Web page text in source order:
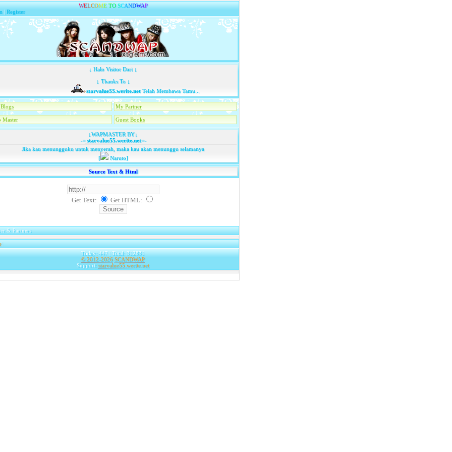
WELCOME TO SCANDWAP
|Register
↓ Halo Visitor Dari ↓
↓ Thanks To ↓
starvalue55.werite.netTelah Membawa Tamu...
My Partner
Master Guest Books
↓WAPMASTER BY↓
-=starvalue55.werite.net=-
Jika kau menungguku untuk menyerah, maka kau akan menunggu selamanya
[
Naruto]
Source Text & Html
Get Text: Get HTML:
& Partners
|
Today: 447 | Total: 312831
© 2012-2026 SCANDWAP
Support: starvalue55.werite.net